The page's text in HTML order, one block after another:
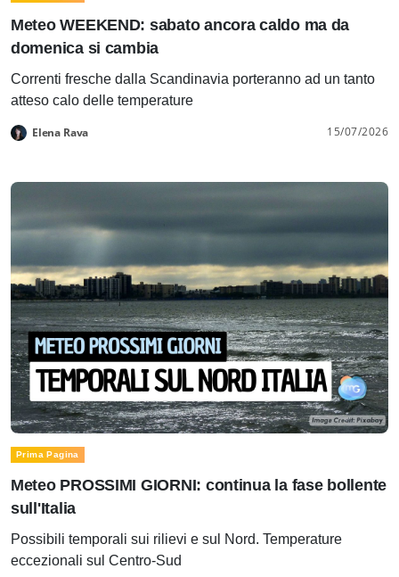
Meteo WEEKEND: sabato ancora caldo ma da
domenica si cambia
Correnti fresche dalla Scandinavia porteranno ad un tanto
atteso calo delle temperature
Elena Rava 15/07/2026
Prima Pagina
Meteo PROSSIMI GIORNI: continua la fase bollente
sull'Italia
Possibili temporali sui rilievi e sul Nord. Temperature
eccezionali sul Centro-Sud